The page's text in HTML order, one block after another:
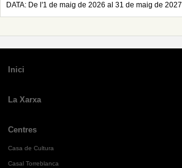
DATA: De l'1 de maig de 2026 al 31 de maig de 2027
Inici
La Xarxa
Centres
Casa de Cultura
Casal Torreblanca